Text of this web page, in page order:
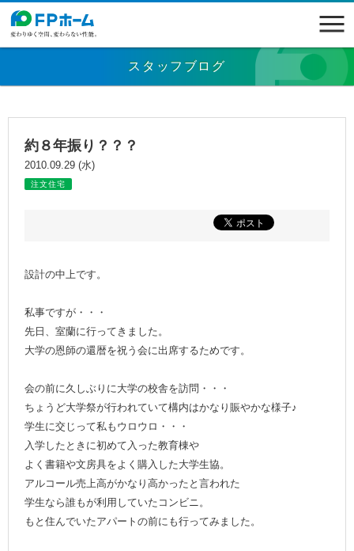
スタッフブログ
約８年振り？？？
2010.09.29 (水)
注文住宅
設計の中上です。
私事ですが・・・
先日、室蘭に行ってきました。
大学の恩師の還暦を祝う会に出席するためです。
会の前に久しぶりに大学の校舎を訪問・・・
ちょうど大学祭が行われていて構内はかなり賑やかな様子♪
学生に交じって私もウロウロ・・・
入学したときに初めて入った教育棟や
よく書籍や文房具をよく購入した大学生協。
アルコール売上高がかなり高かったと言われた
学生なら誰もが利用していたコンビニ。
もと住んでいたアパートの前にも行ってみました。